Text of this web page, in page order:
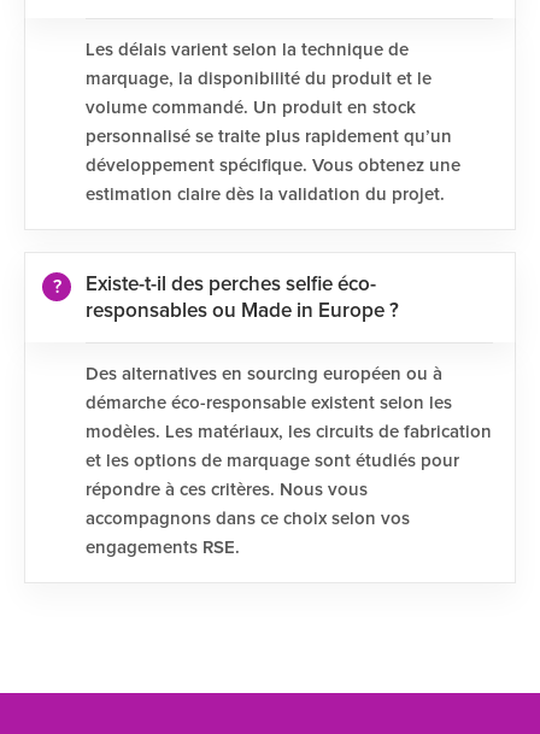
Les délais varient selon la technique de
marquage, la disponibilité du produit et le
volume commandé. Un produit en stock
personnalisé se traite plus rapidement qu’un
développement spécifique. Vous obtenez une
estimation claire dès la validation du projet.
Existe-t-il des perches selfie éco-
responsables ou Made in Europe ?
Des alternatives en sourcing européen ou à
démarche éco-responsable existent selon les
modèles. Les matériaux, les circuits de fabrication
et les options de marquage sont étudiés pour
répondre à ces critères. Nous vous
accompagnons dans ce choix selon vos
engagements RSE.